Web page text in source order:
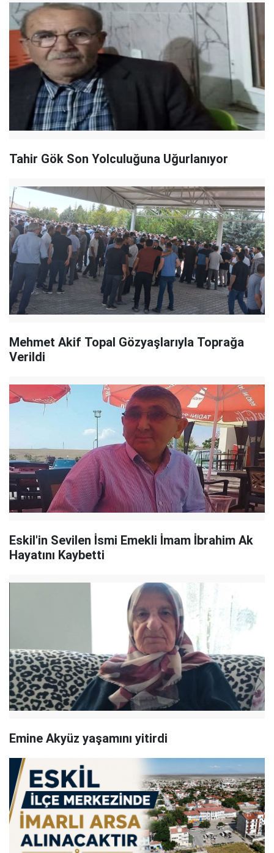
Tahir Gök Son Yolculuğuna Uğurlanıyor
Mehmet Akif Topal Gözyaşlarıyla Toprağa
Verildi
Eskil'in Sevilen İsmi Emekli İmam İbrahim Ak
Hayatını Kaybetti
Emine Akyüz yaşamını yitirdi